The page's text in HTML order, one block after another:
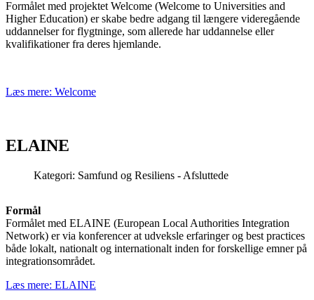
Formålet med projektet Welcome (Welcome to Universities and
Higher Education) er skabe bedre adgang til længere videregående
uddannelser for flygtninge, som allerede har uddannelse eller
kvalifikationer fra deres hjemlande.
Læs mere: Welcome
ELAINE
Kategori: Samfund og Resiliens - Afsluttede
Formål
Formålet med ELAINE (European Local Authorities Integration
Network) er via konferencer at udveksle erfaringer og best practices
både lokalt, nationalt og internationalt inden for forskellige emner på
integrationsområdet.
Læs mere: ELAINE